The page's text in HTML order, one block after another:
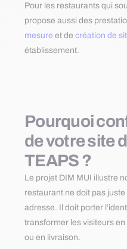
Pour les restaurants qui
propose aussi des
mesure et decréation de
établissement.
Pourquoi
de votre site
TEAPS ?
Le projet DIM MUI illustre
restaurant ne doit pas
adresse. Il doit porter
transformer les visiteurs
ou en livraison.